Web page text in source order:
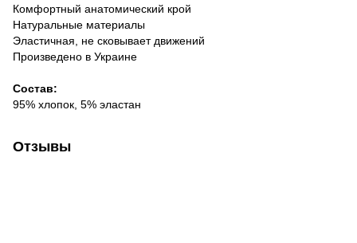
Комфортный анатомический крой
Натуральные материалы
Эластичная, не сковывает движений
Произведено в Украине
Состав:
95% хлопок, 5% эластан
Отзывы